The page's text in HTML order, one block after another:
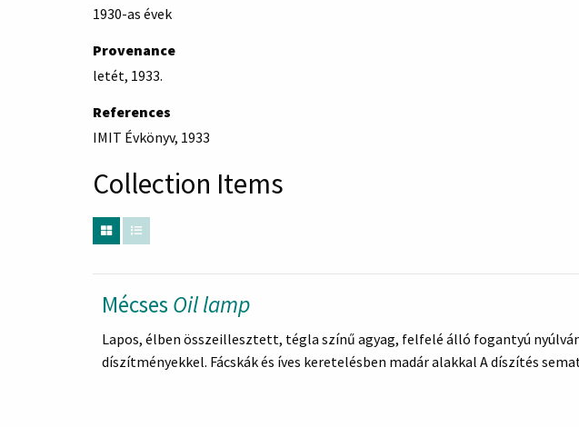
1930-as évek
Provenance
letét, 1933.
References
IMIT Évkönyv, 1933
Collection Items
Mécses Oil lamp
Lapos, élben összeillesztett, tégla színű agyag, felfelé álló fogantyú
díszítményekkel. Fácskák és íves keretelésben madár alakkal A díszítés